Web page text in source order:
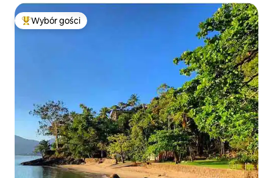
Najpopularniejsze z kategorii Wybór gości
Wybór gości